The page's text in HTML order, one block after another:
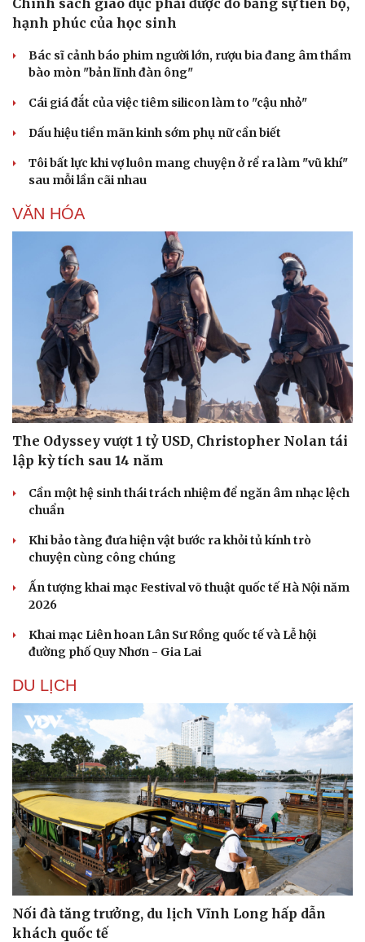
Du lịch
Săn Tour
Podcast
Cửa sổ tình yêu
Kể chuyện cho bé
Hạt giống tâm hồn
hạnh phúc của học sinh
Bác sĩ cảnh báo phim người lớn, rượu bia đang âm thầm
bào mòn "bản lĩnh đàn ông"
Cái giá đắt của việc tiêm silicon làm to "cậu nhỏ"
Dấu hiệu tiền mãn kinh sớm phụ nữ cần biết
Tôi bất lực khi vợ luôn mang chuyện ở rể ra làm "vũ khí"
sau mỗi lần cãi nhau
VĂN HÓA
The Odyssey vượt 1 tỷ USD, Christopher Nolan tái
lập kỳ tích sau 14 năm
Cần một hệ sinh thái trách nhiệm để ngăn âm nhạc lệch
chuẩn
Khi bảo tàng đưa hiện vật bước ra khỏi tủ kính trò
chuyện cùng công chúng
Ấn tượng khai mạc Festival võ thuật quốc tế Hà Nội năm
2026
Khai mạc Liên hoan Lân Sư Rồng quốc tế và Lễ hội
đường phố Quy Nhơn - Gia Lai
DU LỊCH
Nối đà tăng trưởng, du lịch Vĩnh Long hấp dẫn
khách quốc tế